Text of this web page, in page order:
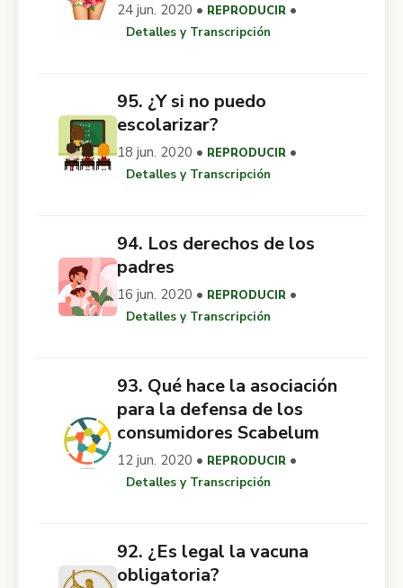
24 jun. 2020 • REPRODUCIR •
Detalles y Transcripción
95. ¿Y si no puedo
escolarizar?
18 jun. 2020 • REPRODUCIR •
Detalles y Transcripción
94. Los derechos de los
padres
16 jun. 2020 • REPRODUCIR •
Detalles y Transcripción
93. Qué hace la asociación
para la defensa de los
consumidores Scabelum
12 jun. 2020 • REPRODUCIR •
Detalles y Transcripción
92. ¿Es legal la vacuna
obligatoria?